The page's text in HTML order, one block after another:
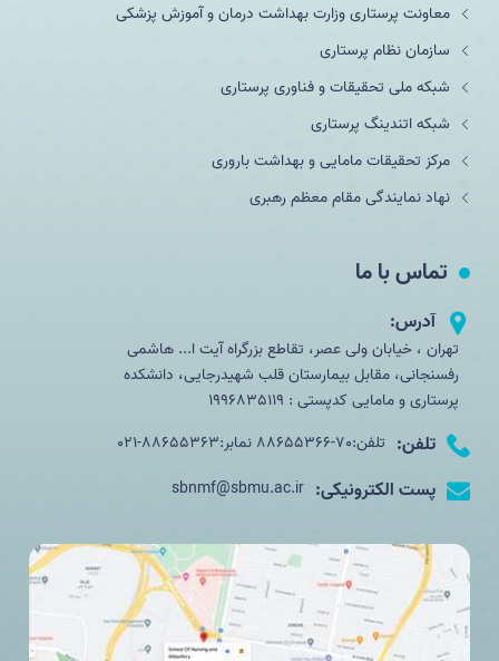
معاونت پرستاری وزارت بهداشت درمان و آموزش پزشکی
سازمان نظام پرستاری
شبکه ملی تحقيقات و فناوری پرستاری
شبکه اتندینگ پرستاری
مرکز تحقیقات مامایی و بهداشت باروری
نهاد نمایندگی مقام معظم رهبری
تماس با ما
آدرس:
تهران ، خیابان ولی عصر، تقاطع بزرگراه آیت ا... هاشمی
رفسنجانی، مقابل بیمارستان قلب شهیدرجایی، دانشکده
پرستاری و مامایی کدپستی : 1996835119
تلفن: تلفن:70-88655366 نمابر:88655363-021
پست الکترونیکی: sbnmf@sbmu.ac.ir